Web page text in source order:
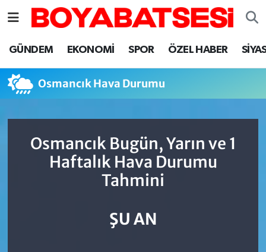
GÜNDEM EKONOMİ SPOR ÖZEL HABER
Osmancık Hava Durumu
Osmancık Bugün, Yarın ve 1
Haftalık Hava Durumu
Tahmini
ŞU AN
Sinop Nöbetçi Eczaneler
Sinop Hava Durumu
Sinop Trafik Yoğunluk Haritası
Süper Lig Puan Durumu ve Fikstür
Son Dakika Haberleri